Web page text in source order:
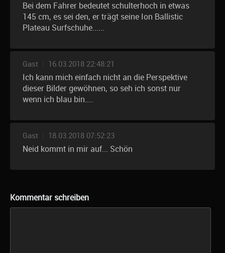
Bei dem Fahrer bedeutet schulterhoch in etwas
145 cm, es sei den, er trägt seine Ion Ballistic
Plateau Surfschuhe......
Gast 16.03.2018 22:48:21
Ich kann mich einfach nicht an die Perspektive
dieser Bilder gewöhnen, so seh ich sonst nur
wenn ich blau bin....
Gast 18.03.2018 07:52:23
Neid kommt in mir auf... Schön
Kommentar schreiben